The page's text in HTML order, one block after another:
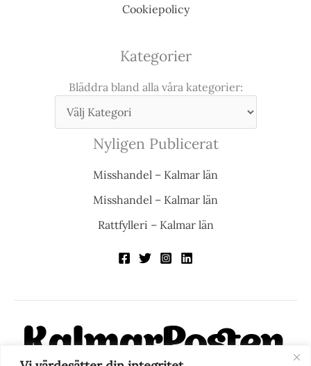
Cookiepolicy
Kategorier
Bläddra bland alla våra kategorier:
Nyligen Publicerat
Misshandel – Kalmar län
Misshandel – Kalmar län
Rattfylleri – Kalmar län